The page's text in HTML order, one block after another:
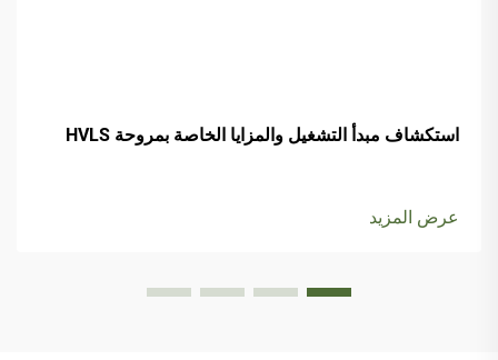
استكشاف مبدأ التشغيل والمزايا الخاصة بمروحة HVLS
عرض المزيد